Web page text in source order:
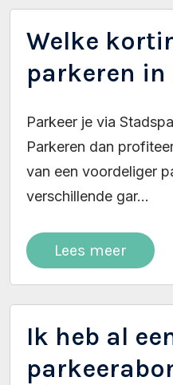
Welke
parkeren in
Parkeer je via
Parkeren dan
van een voordeliger
verschillende gar...
Lees meer
Ik heb al